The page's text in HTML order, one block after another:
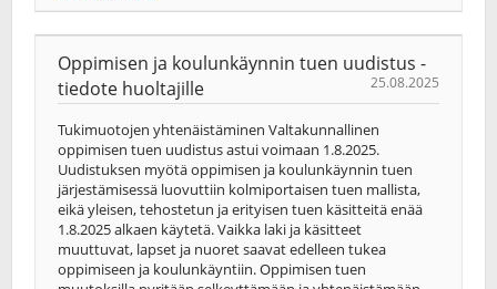
Oppimisen ja koulunkäynnin tuen uudistus -
tiedote huoltajille
25.08.2025
Tukimuotojen yhtenäistäminen Valtakunnallinen
oppimisen tuen uudistus astui voimaan 1.8.2025.
Uudistuksen myötä oppimisen ja koulunkäynnin tuen
järjestämisessä luovuttiin kolmiportaisen tuen mallista,
eikä yleisen, tehostetun ja erityisen tuen käsitteitä enää
1.8.2025 alkaen käytetä. Vaikka laki ja käsitteet
muuttuvat, lapset ja nuoret saavat edelleen tukea
oppimiseen ja koulunkäyntiin. Oppimisen tuen